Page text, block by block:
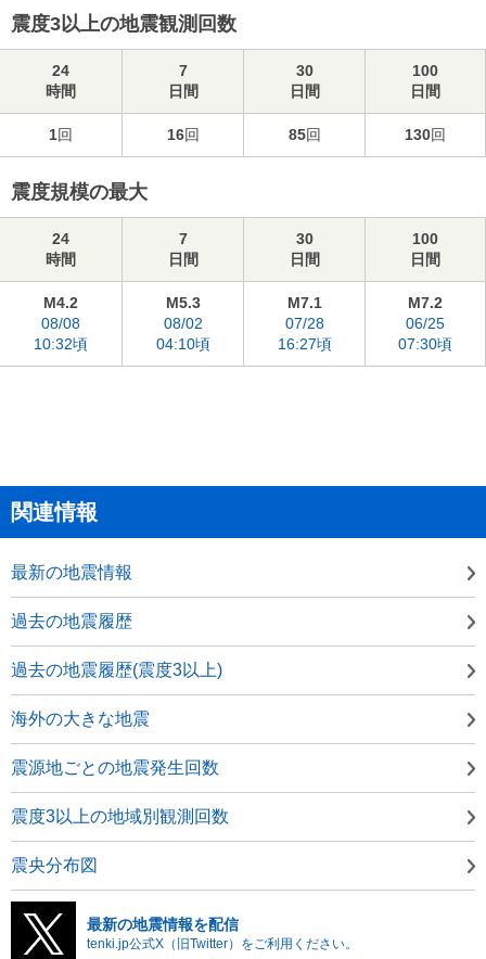
震度3以上の地震観測回数
24
時間
7
日間
30
日間
100
日間
1回 16回 85回 130回
震度規模の最大
24
時間
7
日間
30
日間
100
日間
M4.2
08/08
10:32頃
M5.3
08/02
04:10頃
M7.1
07/28
16:27頃
M7.2
06/25
07:30頃
関連情報
最新の地震情報
過去の地震履歴
過去の地震履歴(震度3以上)
海外の大きな地震
震源地ごとの地震発生回数
震度3以上の地域別観測回数
震央分布図
最新の地震情報を配信
tenki.jp公式X（旧Twitter）をご利用ください。